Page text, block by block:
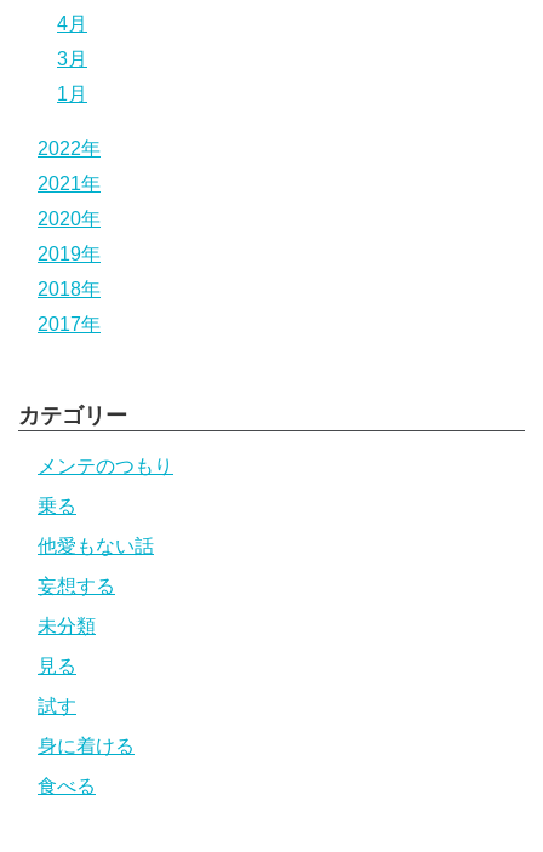
4月
3月
1月
2022年
2021年
2020年
2019年
2018年
2017年
カテゴリー
メンテのつもり
乗る
他愛もない話
妄想する
未分類
見る
試す
身に着ける
食べる